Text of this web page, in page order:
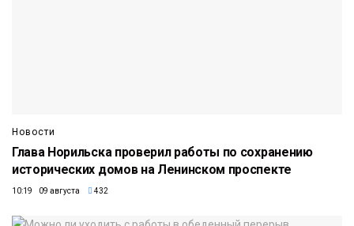
Новости
Глава Норильска проверил работы по сохранению
исторических домов на Ленинском проспекте
10:19 09 августа 432